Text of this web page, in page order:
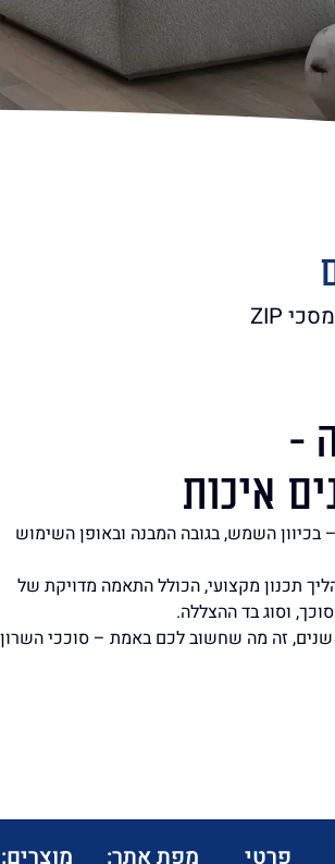
-
איכות
השמש, בגובה המבנה ובאופן השימוש
תכנון מקצועי, הכולל התאמה מדויקת של
וסוג בד ההצללה.
שנים, זה מה שחשוב לכם באמת – סוככי השרון
פרטי מפת אתר: מוצרים: